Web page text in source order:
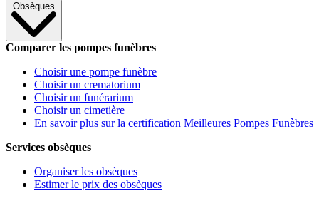
Obsèques
Comparer les pompes funèbres
Choisir une pompe funèbre
Choisir un crematorium
Choisir un funérarium
Choisir un cimetière
En savoir plus sur la certification Meilleures Pompes Funèbres
Services obsèques
Organiser les obsèques
Estimer le prix des obsèques